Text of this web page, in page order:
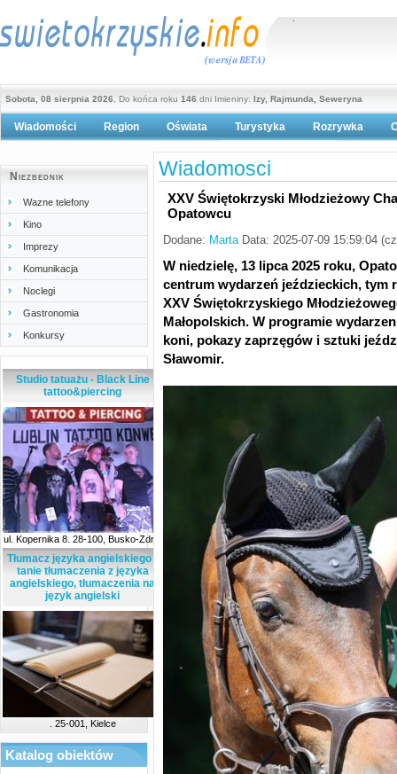
Sobota, 08 sierpnia 2026 , Do końca roku 146 dni Imieniny: Izy, Rajmunda, Seweryna
Wiadomości Region Oświata Turystyka
Polityka prywatności
Rozrywka
Niezbednik
Wazne telefony
Kino
Imprezy
Komunikacja
Noclegi
Gastronomia
Konkursy
Studio tatuażu - Black Line
tattoo&piercing
ul. Kopernika 8. 28-100, Busko-Zdrój
Tłumacz języka angielskiego -
tanie tłumaczenia z języka
angielskiego, tłumaczenia na
język angielski
. 25-001, Kielce
Katalog obiektów
Wiadomosci
XXV Świętokrzyski Młodzieżowy
Opatowcu
Dodane: MartaData: 2025-07-09 15:59:04
W niedzielę, 13 lipca 2025 roku,
centrum wydarzeń jeździeckich, tym
XXV Świętokrzyskiego
Małopolskich. W programie
koni, pokazy zaprzęgów i sztuki
Sławomir.